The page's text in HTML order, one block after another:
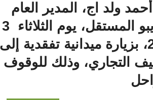
ولد اج، المدير العام
لميناء نواذيبو المستقل، يوم الثلاثاء 3
بزيارة ميدانية تفقدية إلى
التجاري، وذلك للوقوف